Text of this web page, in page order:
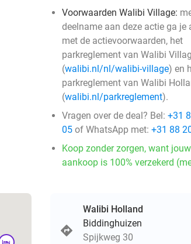
Voorwaarden Walibi Village:
deelname aan deze actie ga je
met de actievoorwaarden, het
parkreglement van Walibi
(walibi.nl/nl/walibi-village) en
parkreglement van Walibi
(walibi.nl/parkreglement).
Vragen over de deal? Bel: +31
05 of WhatsApp met: +31 88
Koop zonder zorgen, want jouw
aankoop is 100% verzekerd
Walibi Holland
Biddinghuizen
Spijkweg 30